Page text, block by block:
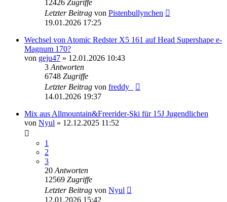
12426 Zugriffe
Letzter Beitrag von Pistenbullynchen
19.01.2026 17:25
Wechsel von Atomic Redster X5 161 auf Head Supershape e-
Magnum 170?
von geju47 » 12.01.2026 10:43
3 Antworten
6748 Zugriffe
Letzter Beitrag von freddy_
14.01.2026 19:37
Mix aus Allmountain&Freerider-Ski für 15J Jugendlichen
von Nyul » 12.12.2025 11:52
1
2
3
20 Antworten
12569 Zugriffe
Letzter Beitrag von Nyul
12.01.2026 15:42